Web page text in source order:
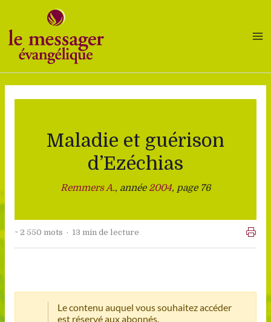
contenu
Maladie et guérison
d’Ezéchias
Remmers A., année 2004, page 76
~ 2 550 mots · 13 min de lecture
Le contenu auquel vous souhaitez accéder
est réservé aux abonnés.